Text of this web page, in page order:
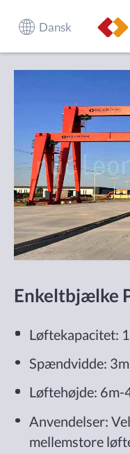
Dansk
Enkeltbjælke
Løftekapacitet:
Spændvidde:
Løftehøjde: 6m-
Anvendelser:
mellemstore